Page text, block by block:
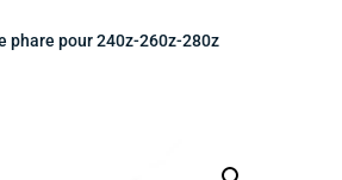
phare pour 240z-260z-280z